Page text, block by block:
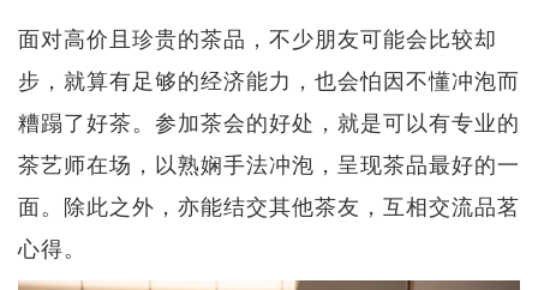
面对高价且珍贵的茶品，不少朋友可能会比较却
步，就算有足够的经济能力，也会怕因不懂冲泡而
糟蹋了好茶。参加茶会的好处，就是可以有专业的
茶艺师在场，以熟娴手法冲泡，呈现茶品最好的一
面。除此之外，亦能结交其他茶友，互相交流品茗
心得。